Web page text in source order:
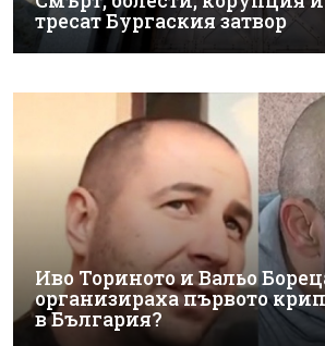
тресат Бургаския затвор
Иво Ториното и Вальо
организираха първото
в България?